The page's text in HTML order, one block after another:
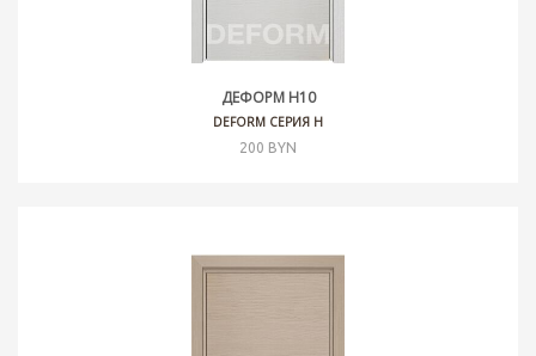
ДЕФОРМ H10
DEFORM СЕРИЯ H
200 BYN